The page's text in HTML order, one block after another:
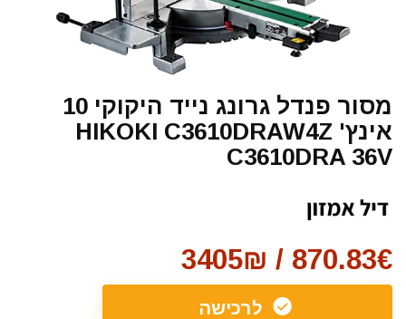
מסור פנדל גרונג נייד היקוקי 10
אינץ' HIKOKI C3610DRAW4Z
C3610DRA 36V
870.83€ / 3405₪
לרכישה